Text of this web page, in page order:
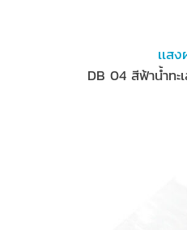
เเส
DB 04 สีฟ้าน้ำทะ